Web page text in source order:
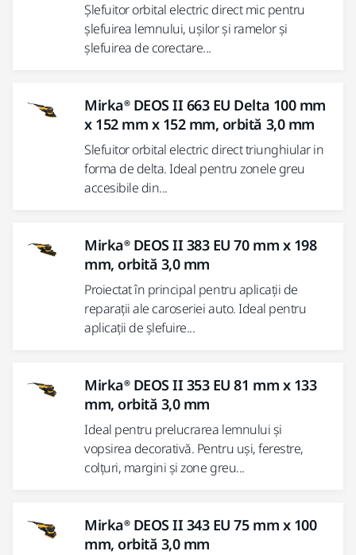
Șlefuitor orbital electric direct mic pentru
șlefuirea lemnului, ușilor și ramelor și
șlefuirea de corectare...
Mirka® DEOS II 663 EU Delta 100 mm
x 152 mm x 152 mm, orbită 3,0 mm
Slefuitor orbital electric direct triunghiular in
forma de delta. Ideal pentru zonele greu
accesibile din...
Mirka® DEOS II 383 EU 70 mm x 198
mm, orbită 3,0 mm
Proiectat în principal pentru aplicații de
reparații ale caroseriei auto. Ideal pentru
aplicații de șlefuire...
Mirka® DEOS II 353 EU 81 mm x 133
mm, orbită 3,0 mm
Ideal pentru prelucrarea lemnului și
vopsirea decorativă. Pentru uși, ferestre,
colțuri, margini și zone greu...
Mirka® DEOS II 343 EU 75 mm x 100
mm, orbită 3,0 mm